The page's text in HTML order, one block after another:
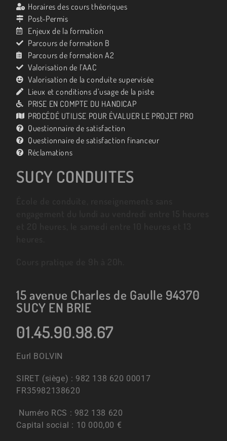
Horaires des cours théoriques
Post-Permis
Enjeux de la formation
Parcours de formation B
Parcours de formation A2
Valorisation de l’AAC
Valorisation de la conduite supervisée
Lieux et conditions d’usage de la piste
PRISE EN COMPTE DU HANDICAP
PROCÉDÉ UTILISE POUR ÉVALUER LE PROJET PRO
Questionnaire de satisfaction
Questionnaire de satisfaction financeur
Réclamations
SUCY CONDUITES
15 avenue Charles de Gaulle 94370
SUCY EN BRIE
01.45.90.98.67
Eurl BOLVIN
SIRET (siège) : 982 138 620 00017
FR35982138620
Numéro RCS : 982 138 620
Capital social : 10 000,00 €